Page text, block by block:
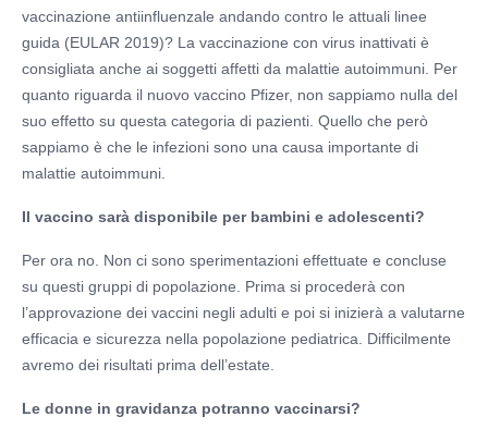
vaccinazione antiinfluenzale andando contro le attuali linee
guida (EULAR 2019)? La vaccinazione con virus inattivati è
consigliata anche ai soggetti affetti da malattie autoimmuni. Per
quanto riguarda il nuovo vaccino Pfizer, non sappiamo nulla del
suo effetto su questa categoria di pazienti. Quello che però
sappiamo è che le infezioni sono una causa importante di
malattie autoimmuni.
Il vaccino sarà disponibile per bambini e adolescenti?
Per ora no. Non ci sono sperimentazioni effettuate e concluse
su questi gruppi di popolazione. Prima si procederà con
l’approvazione dei vaccini negli adulti e poi si inizierà a valutarne
efficacia e sicurezza nella popolazione pediatrica. Difficilmente
avremo dei risultati prima dell’estate.
Le donne in gravidanza potranno vaccinarsi?